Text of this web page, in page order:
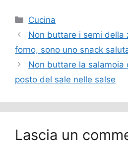
Categorie
Cucina
Non buttare i semi della
forno, sono uno snack
Non buttare la salamoia
posto del sale nelle salse
Lascia un